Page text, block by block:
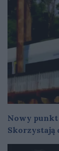
Nowy punkt
Skorzystają